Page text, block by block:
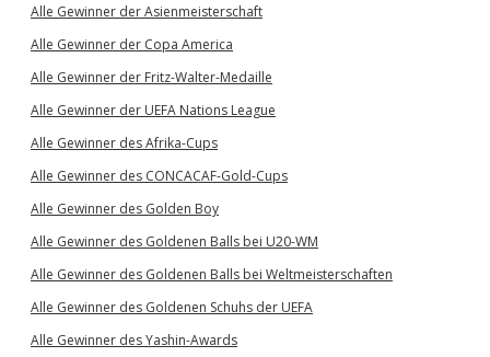
Alle Gewinner der Asienmeisterschaft
Alle Gewinner der Copa America
Alle Gewinner der Fritz-Walter-Medaille
Alle Gewinner der UEFA Nations League
Alle Gewinner des Afrika-Cups
Alle Gewinner des CONCACAF-Gold-Cups
Alle Gewinner des Golden Boy
Alle Gewinner des Goldenen Balls bei U20-WM
Alle Gewinner des Goldenen Balls bei Weltmeisterschaften
Alle Gewinner des Goldenen Schuhs der UEFA
Alle Gewinner des Yashin-Awards